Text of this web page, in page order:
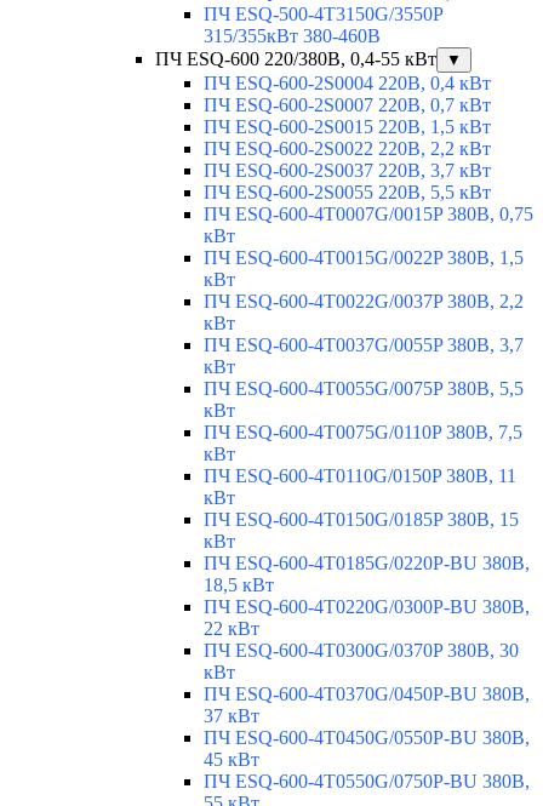
ПЧ ESQ-500-4T3150G/3550P
315/355кВт 380-460В
ПЧ ESQ-600 220/380В, 0,4-55 кВт
▼
ПЧ ESQ-600-2S0004 220В, 0,4 кВт
ПЧ ESQ-600-2S0007 220В, 0,7 кВт
ПЧ ESQ-600-2S0015 220В, 1,5 кВт
ПЧ ESQ-600-2S0022 220В, 2,2 кВт
ПЧ ESQ-600-2S0037 220В, 3,7 кВт
ПЧ ESQ-600-2S0055 220В, 5,5 кВт
ПЧ ESQ-600-4T0007G/0015P 380В, 0,75
кВт
ПЧ ESQ-600-4T0015G/0022P 380В, 1,5
кВт
ПЧ ESQ-600-4T0022G/0037P 380В, 2,2
кВт
ПЧ ESQ-600-4T0037G/0055P 380В, 3,7
кВт
ПЧ ESQ-600-4T0055G/0075P 380В, 5,5
кВт
ПЧ ESQ-600-4T0075G/0110P 380В, 7,5
кВт
ПЧ ESQ-600-4T0110G/0150P 380В, 11
кВт
ПЧ ESQ-600-4T0150G/0185P 380В, 15
кВт
ПЧ ESQ-600-4T0185G/0220P-BU 380В,
18,5 кВт
ПЧ ESQ-600-4T0220G/0300P-BU 380В,
22 кВт
ПЧ ESQ-600-4T0300G/0370P 380В, 30
кВт
ПЧ ESQ-600-4T0370G/0450P-BU 380В,
37 кВт
ПЧ ESQ-600-4T0450G/0550P-BU 380В,
45 кВт
ПЧ ESQ-600-4T0550G/0750P-BU 380В,